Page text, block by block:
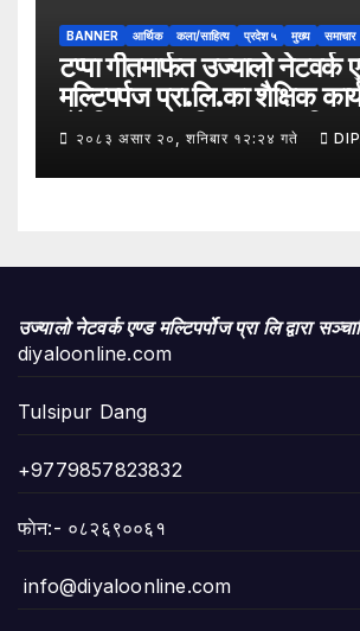
BANNER आर्थिक कला/साहित्य प्रदेश ५ मुख्य समाचार
टप्पा गीतमार्फत उज्यालो नेटवर्क
मल्टिपर्पज प्रा.लि.का शैक्षिक
हुँदै शिक्षा, सामाजिक उत्तरदायित्व र
सकारात्मक सन्देशलाई
२०८३ असार २०, शनिबार १२:२४ गते
उज्यालो नेटवर्क एण्ड मल्टिपर्पोज प्रा लि द्वारा
diyaloonline.com
Tulsipur Dang
+9779857823832
फाेन:- ०८२६९००६१
info@diyaloonline.com